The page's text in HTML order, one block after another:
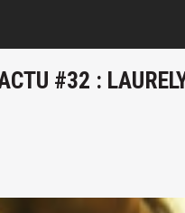
#32 :